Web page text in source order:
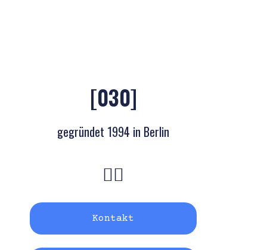
[030]
gegründet 1994 in Berlin
Kontakt